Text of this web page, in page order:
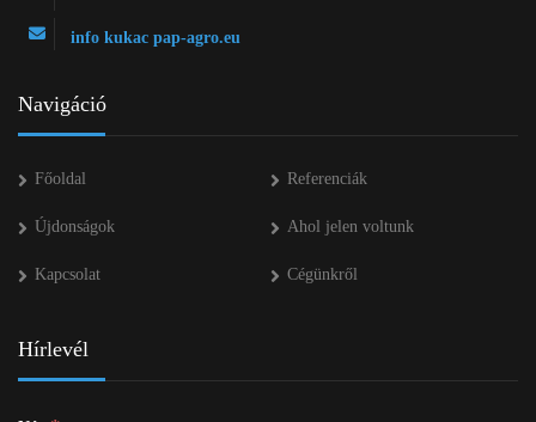
info kukac pap-agro.eu
Navigáció
Főoldal Referenciák
Újdonságok Ahol jelen voltunk
Kapcsolat Cégünkről
Hírlevél